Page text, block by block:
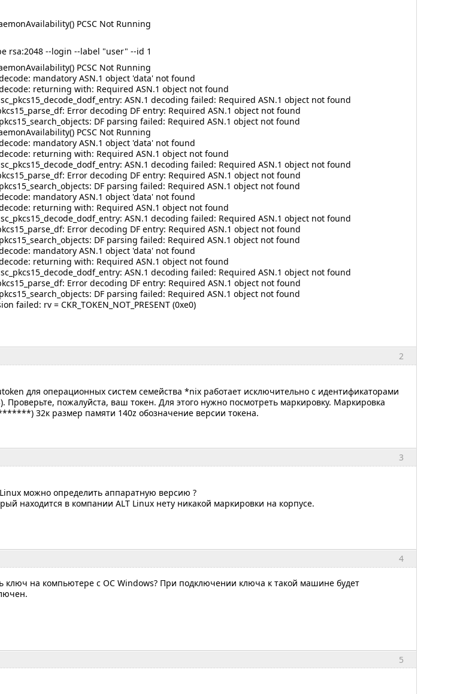
PCSC Not Running
rsa:2048 --login --label "user" --id 1
PCSC Not Running
mandatory ASN.1 object 'data' not found
returning with: Required ASN.1 object not found
ASN.1 decoding failed: Required ASN.1 object not found
Error decoding DF entry: Required ASN.1 object not found
DF parsing failed: Required ASN.1 object not found
PCSC Not Running
mandatory ASN.1 object 'data' not found
returning with: Required ASN.1 object not found
ASN.1 decoding failed: Required ASN.1 object not found
Error decoding DF entry: Required ASN.1 object not found
DF parsing failed: Required ASN.1 object not found
mandatory ASN.1 object 'data' not found
returning with: Required ASN.1 object not found
ASN.1 decoding failed: Required ASN.1 object not found
Error decoding DF entry: Required ASN.1 object not found
DF parsing failed: Required ASN.1 object not found
mandatory ASN.1 object 'data' not found
returning with: Required ASN.1 object not found
ASN.1 decoding failed: Required ASN.1 object not found
Error decoding DF entry: Required ASN.1 object not found
DF parsing failed: Required ASN.1 object not found
failed: rv = CKR_TOKEN_NOT_PRESENT (0xe0)
2
для операционных систем семейства *nix работает исключительно с идентификаторами
Проверьте, пожалуйста, ваш токен. Для этого нужно посмотреть маркировку. Маркировка
32к размер памяти 140z обозначение версии токена.
3
можно определить аппаратную версию ?
находится в компании ALT Linux нету никакой маркировки на корпусе.
4
ключ на компьютере с ОС Windows? При подключении ключа к такой машине будет
5